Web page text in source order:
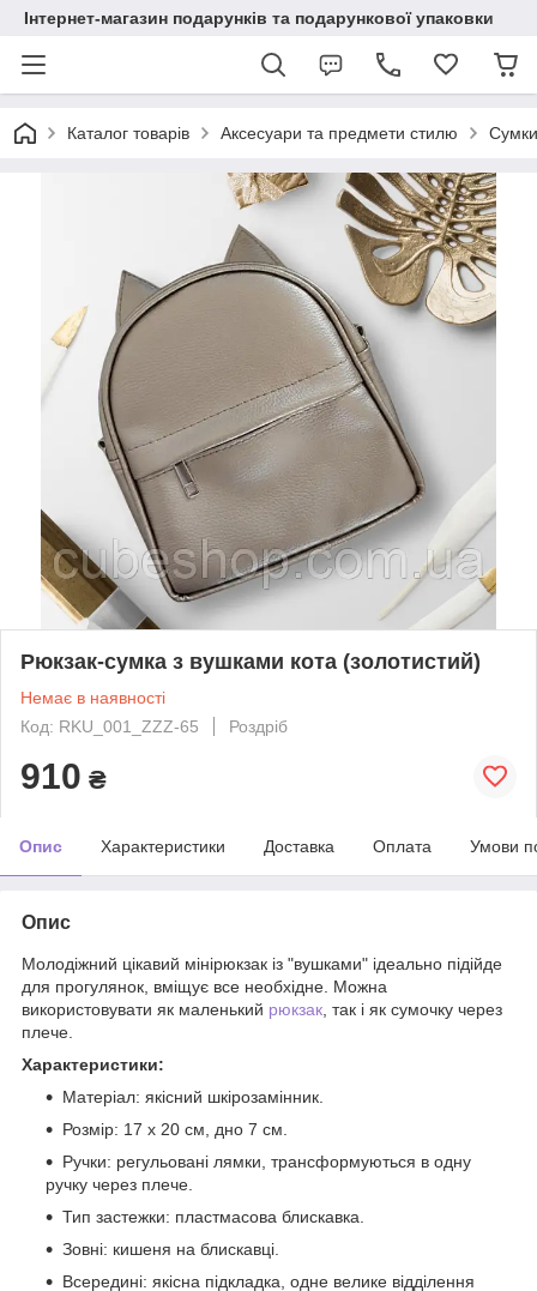
Інтернет-магазин подарунків та подарункової упаковки
Каталог товарів Аксесуари та предмети стилю
Рюкзак-сумка з вушками кота (золотистий)
Немає в наявності
Код: RKU_001_ZZZ-65
Роздріб
910 ₴
Опис Характеристики Доставка Оплата Умови
Опис
Молодіжний цікавий мінірюкзак із "вушками" ідеально підійде
для прогулянок, вміщує все необхідне. Можна
використовувати як маленький рюкзак , так і як сумочку через
плече.
Характеристики:
Матеріал: якісний шкірозамінник.
Розмір: 17 х 20 см, дно 7 см.
Ручки: регульовані лямки, трансформуються в одну
ручку через плече.
Тип застежки: пластмасова блискавка.
Зовні: кишеня на блискавці.
Всередині: якісна підкладка, одне велике відділення